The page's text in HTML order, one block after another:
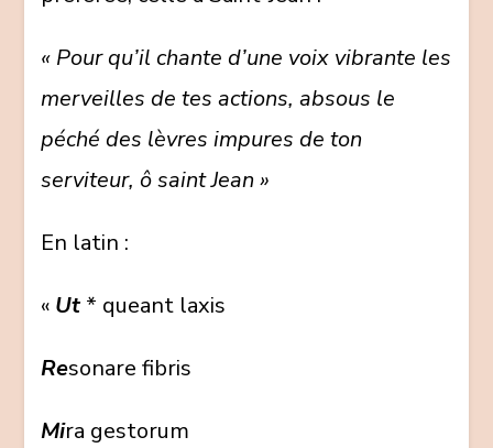
« Pour qu’il chante d’une voix vibrante les
merveilles de tes actions, absous le
péché des lèvres impures de ton
serviteur, ô saint Jean »
En latin :
« Ut * queant laxis
Resonare fibris
Mira gestorum